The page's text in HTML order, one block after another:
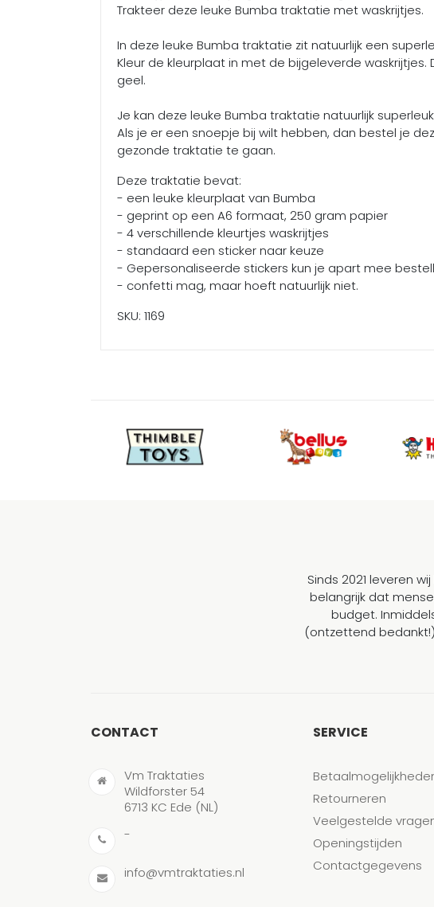
Trakteer deze leuke Bumba traktatie met waskrijtjes.
In deze leuke Bumba traktatie zit natuurlijk een
Kleur de kleurplaat in met de bijgeleverde
geel.
Je kan deze leuke Bumba traktatie natuurlijk
Als je er een snoepje bij wilt hebben, dan bestel je
gezonde traktatie te gaan.
Deze traktatie bevat:
- een leuke kleurplaat van Bumba
- geprint op een A6 formaat, 250 gram papier
- 4 verschillende kleurtjes waskrijtjes
- standaard een sticker naar keuze
- Gepersonaliseerde stickers kun je apart mee
- confetti mag, maar hoeft natuurlijk niet.
SKU: 1169
Sinds 2021 leveren
belangrijk dat
budget.
(ontzettend
CONTACT
Vm Traktaties
Wildforster 54
6713 KC Ede (NL)
-
info@vmtraktaties.nl
SERVICE
Retourneren
Veelgestelde
Openingstijden
Contactgegevens